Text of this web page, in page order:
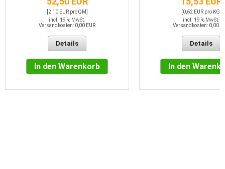
[2,10 EUR pro QM]
incl. 19 % MwSt.
Versandkosten: 0,00 EUR
Details
In den Warenkorb
[0,62 EUR pro KG]
incl. 19 % MwSt.
Versandkosten: 0,00
Details
In den